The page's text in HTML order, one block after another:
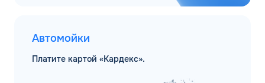
Автомойки
Платите картой «Кардекс».